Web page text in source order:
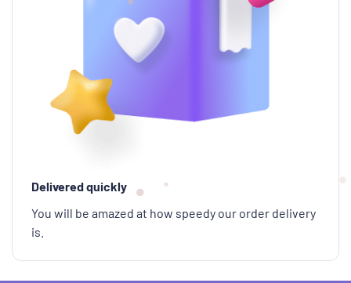
Delivered quickly
You will be amazed at how speedy our order delivery
is.